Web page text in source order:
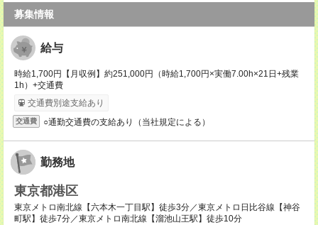
募集情報
給与
時給1,700円【月収例】約251,000円（時給1,700円×実働7.00h×21日+残業
1h）+交通費
交通費別途支給あり
交通費 ○通勤交通費の支給あり（当社規定による）
勤務地
東京都港区
東京メトロ南北線【六本木一丁目駅】徒歩3分／東京メトロ日比谷線【神谷
町駅】徒歩7分／東京メトロ南北線【溜池山王駅】徒歩10分